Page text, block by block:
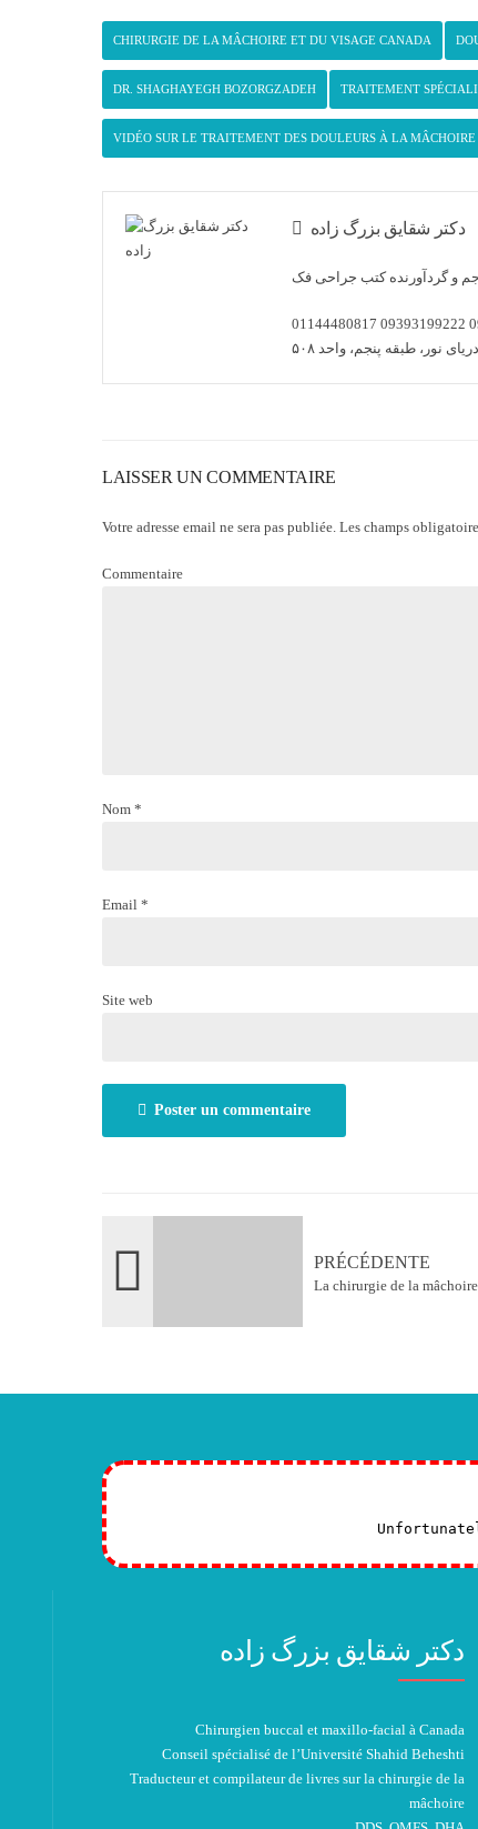
CHIRURGIE DE LA MÂCHOIRE ET DU VISAGE CANADA
DR. SHAGHAYEGH BOZORGZADEH TRAITEMENT
VIDÉO SUR LE TRAITEMENT DES DOULEURS À LA
دکتر شقایق بزرگ زاده
09393199222
01144480817
نور، طبقه پنجم، واحد ۵۰۸
LAISSER UN COMMENTAIRE
Votre adresse email ne sera pas publiée. Les champs
Commentaire
Nom *
Email *
Site web
Poster un commentaire
PRÉCÉDENTE
La chirurgie de la
دکتر شقایق بزرگ زاده
Chirurgien buccal et maxillo-facial à Canada
Conseil spécialisé de l’Université Shahid Beheshti
Traducteur et compilateur de livres sur la chirurgie de la
mâchoire